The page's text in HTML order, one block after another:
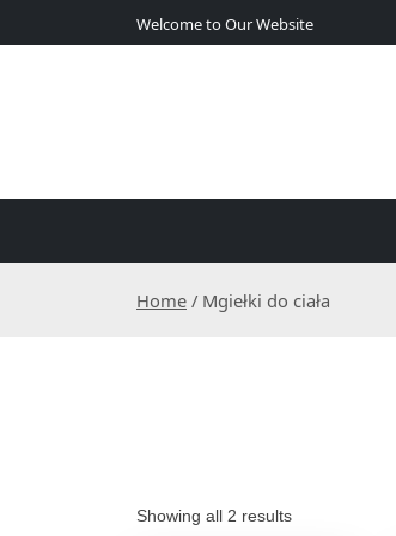
k
t
Welcome to Our Website
Home / Mgiełki do ciała
Showing all 2 results